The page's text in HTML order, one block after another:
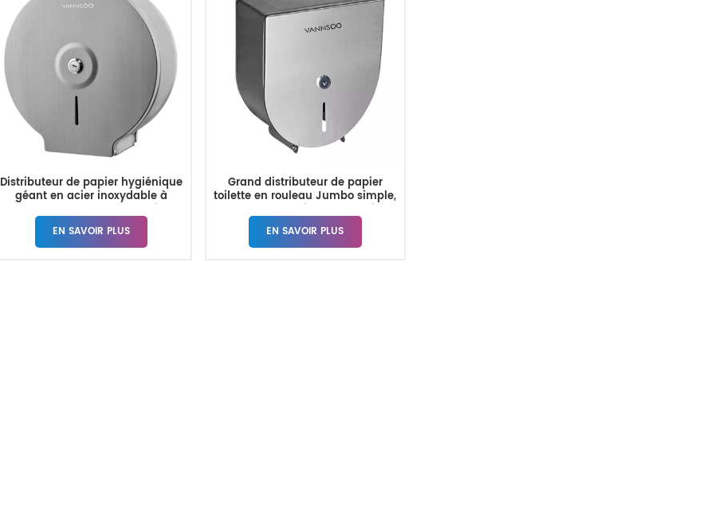
Distributeur de papier hygiénique
géant en acier inoxydable à
EN SAVOIR PLUS
Grand distributeur de papier
toilette en rouleau Jumbo simple,
EN SAVOIR PLUS